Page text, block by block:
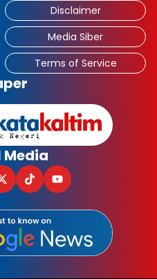
Disclaimer
Media Siber
Terms of Service
Media